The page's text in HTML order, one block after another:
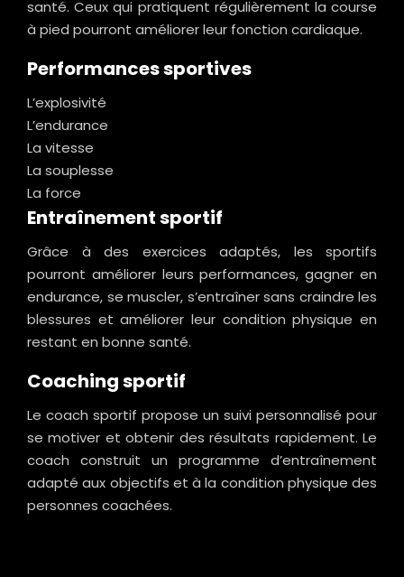
santé. Ceux qui pratiquent régulièrement la course
à pied pourront améliorer leur fonction cardiaque.
Performances sportives
L’explosivité
L’endurance
La vitesse
La souplesse
La force
Entraînement sportif
Grâce à des exercices adaptés, les sportifs
pourront améliorer leurs performances, gagner en
endurance, se muscler, s’entraîner sans craindre les
blessures et améliorer leur condition physique en
restant en bonne santé.
Coaching sportif
Le coach sportif propose un suivi personnalisé pour
se motiver et obtenir des résultats rapidement. Le
coach construit un programme d’entraînement
adapté aux objectifs et à la condition physique des
personnes coachées.